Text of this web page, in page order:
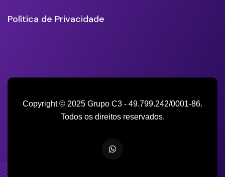
Política de Privacidade
Copyright © 2025 Grupo C3 - 49.799.242/0001-86.
Todos os direitos reservados.